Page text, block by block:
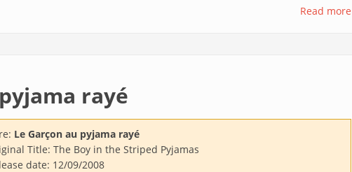
Read more
rayé
Le Garçon au pyjama rayé
Title: The Boy in the Striped Pyjamas
date: 12/09/2008